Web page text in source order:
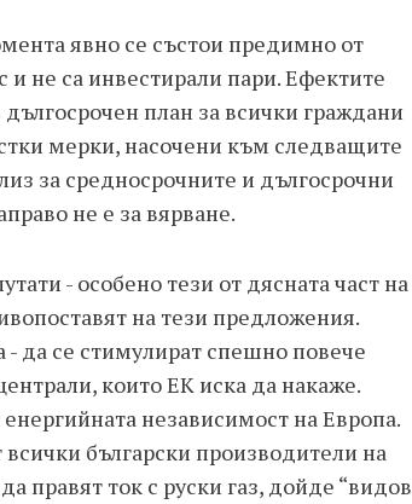
явно се състои предимно от
и не са инвестирали пари. Ефектите
план за всички граждани
мерки, насочени към следващите
за средносрочните и дългосрочни
не е за вярване.
- особено тези от дясната част на
на тези предложения.
- да се стимулират спешно повече
които ЕК иска да накаже.
независимост на Европа.
български производители на
правят ток с руски газ, дойде “видов